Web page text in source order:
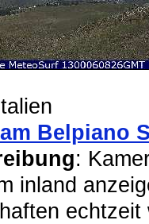
Belpiano
:
inland
echtzeit